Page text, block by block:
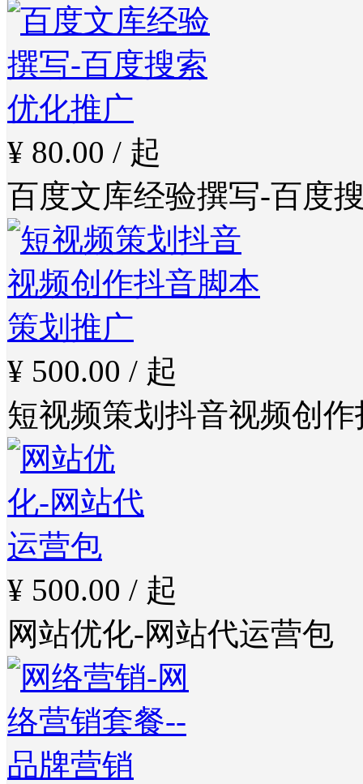
¥ 80.00 / 起
百度文库经验撰写-百度
¥ 500.00 / 起
短视频策划抖音视频创
¥ 500.00 / 起
网站优化-网站代运营包